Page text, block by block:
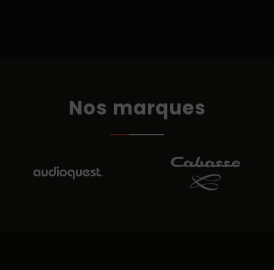
Nos marques